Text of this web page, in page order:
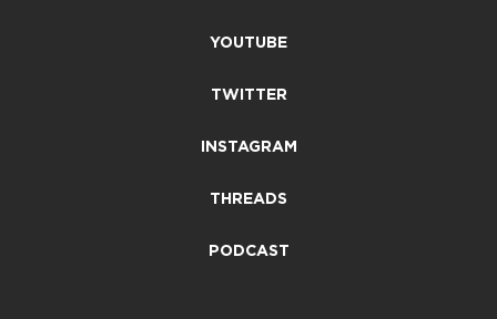
YOUTUBE
TWITTER
INSTAGRAM
THREADS
PODCAST